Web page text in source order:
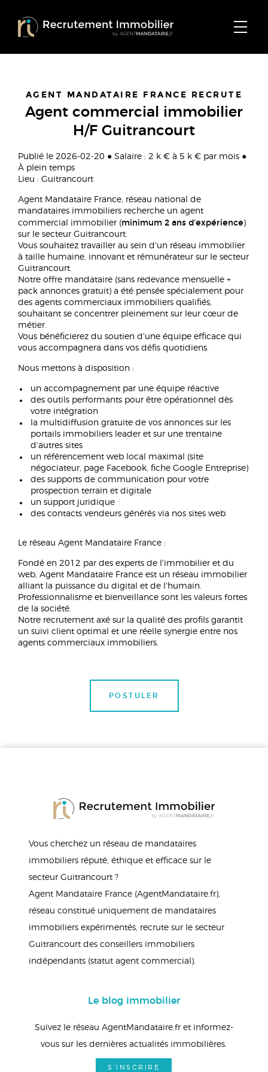
AGENT MANDATAIRE FRANCE RECRUTE
Agent commercial immobilier
H/F Guitrancourt
Publié le 2026-02-20 ● Salaire : 2 k € à 5 k € par mois ●
À plein temps
Lieu : Guitrancourt
Agent Mandataire France, réseau national de
mandataires immobiliers recherche un agent
commercial immobilier (minimum 2 ans d'expérience )
sur le secteur Guitrancourt.
Vous souhaitez travailler au sein d'un réseau immobilier
à taille humaine, innovant et rémunérateur sur le secteur
Guitrancourt.
Notre offre mandataire (sans redevance mensuelle +
pack annonces gratuit) a été pensée spécialement pour
des agents commerciaux immobiliers qualifiés,
souhaitant se concentrer pleinement sur leur cœur de
métier.
Vous bénéficierez du soutien d'une équipe efficace qui
vous accompagnera dans vos défis quotidiens.
Nous mettons à disposition :
un accompagnement par une équipe réactive
des outils performants pour être opérationnel dès
votre intégration
la multidiffusion gratuite de vos annonces sur les
portails immobiliers leader et sur une trentaine
d'autres sites
un référencement web local maximal (site
négociateur, page Facebook, fiche Google Entreprise)
des supports de communication pour votre
prospection terrain et digitale
un support juridique
des contacts vendeurs générés via nos sites web
Le réseau Agent Mandataire France :
Fondé en 2012 par des experts de l'immobilier et du
web, Agent Mandataire France est un réseau immobilier
alliant la puissance du digital et de l'humain.
Professionnalisme et bienveillance sont les valeurs fortes
de la société.
Notre recrutement axé sur la qualité des profils garantit
un suivi client optimal et une réelle synergie entre nos
agents commerciaux immobiliers.
POSTULER
Vous cherchez un réseau de mandataires
immobiliers réputé, éthique et efficace sur le
secteur Guitrancourt ?
Agent Mandataire France (AgentMandataire.fr),
réseau constitué uniquement de mandataires
immobiliers expérimentés, recrute sur le secteur
Guitrancourt des conseillers immobiliers
indépendants (statut agent commercial).
Le blog immobilier
Suivez le réseau AgentMandataire.fr et informez-
vous sur les dernières actualités immobilières.
S'INSCRIRE